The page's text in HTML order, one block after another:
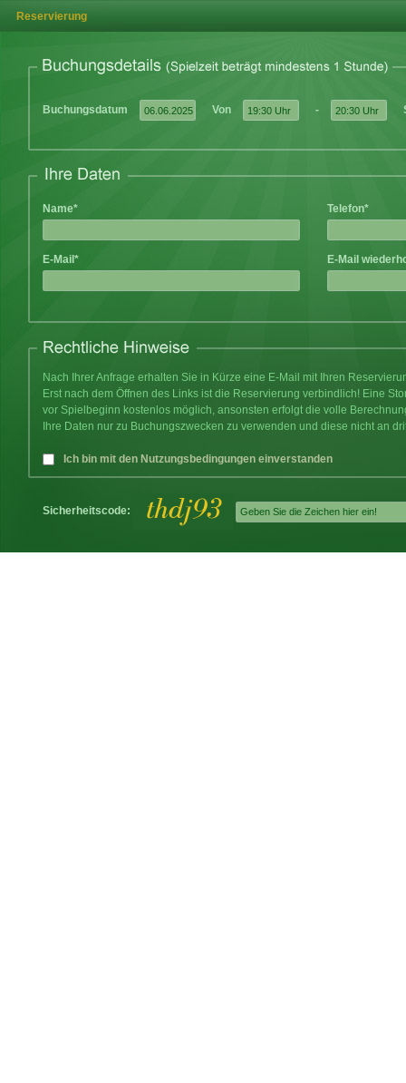
Reservierung
Buchungsdatum Von -
Name* Telefon*
E-Mail* E-Mail
Nach Ihrer Anfrage erhalten Sie in Kürze eine E-Mail mit Ihren
Erst nach dem Öffnen des Links ist die Reservierung verbindlich! Eine
vor Spielbeginn kostenlos möglich, ansonsten erfolgt die volle
Ihre Daten nur zu Buchungszwecken zu verwenden und diese nicht an
Ich bin mit den Nutzungsbedingungen einverstanden
Sicherheitscode: